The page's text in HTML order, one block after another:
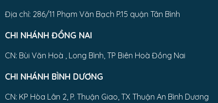
Địa chỉ: 286/11 Phạm Văn Bạch P.15 quận Tân Bình
CHI NHÁNH ĐỒNG NAI
CN: Bùi Văn Hoà , Long Bình, TP Biên Hoà Đồng Nai
CHI NHÁNH BÌNH DƯƠNG
CN: KP Hòa Lân 2, P. Thuận Giao, TX Thuận An Bình Dương